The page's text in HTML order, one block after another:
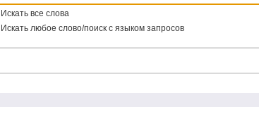
Искать все слова
Искать любое слово/поиск с языком запросов